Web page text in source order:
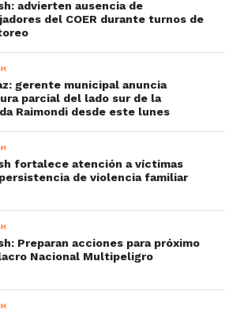
advierten ausencia de
del COER durante turnos de
gerente municipal anuncia
parcial del lado sur de la
Raimondi desde este lunes
fortalece atención a víctimas
de violencia familiar
Preparan acciones para próximo
Nacional Multipeligro